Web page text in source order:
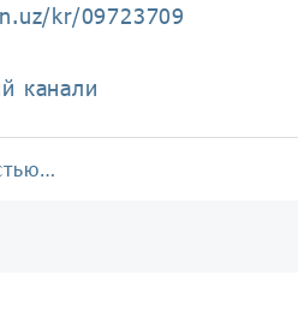
kr/09723709
канали